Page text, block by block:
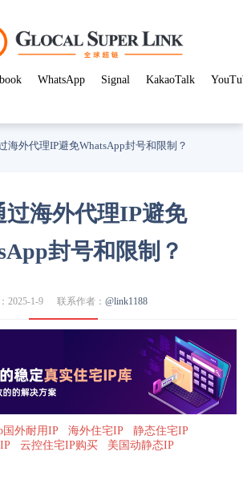
WhatsApp Signal KakaoTalk
海外代理IP避免WhatsApp封号和限制？
过海外代理IP避免
封号和限制？
2025-1-9 联系作者： @link1188
国外耐用IP 海外住宅IP
静态住宅IP
云控住宅IP购买
美国动静态IP